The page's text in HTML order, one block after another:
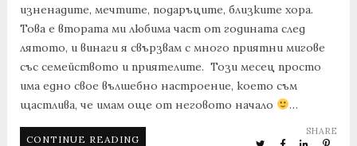
изненадите, мечтите, подаръците, близките хора.
Това е втората ми любима част от годината след
лятото, и винаги я свързвам с много приятни мигове
със семейството и приятелите. Този месец просто
има едно свое вълшебно настроение, което съм
щастлива, че имам още от неговото начало
…
CONTINUE READING
SHARE